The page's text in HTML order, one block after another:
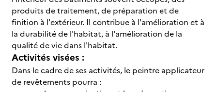
produits de traitement, de préparation et de
finition à l'extérieur. Il contribue à l'amélioration et à
la durabilité de l'habitat, à l'amélioration de la
qualité de vie dans l'habitat.
Activités visées :
Dans le cadre de ses activités, le peintre applicateur
de revêtements pourra :